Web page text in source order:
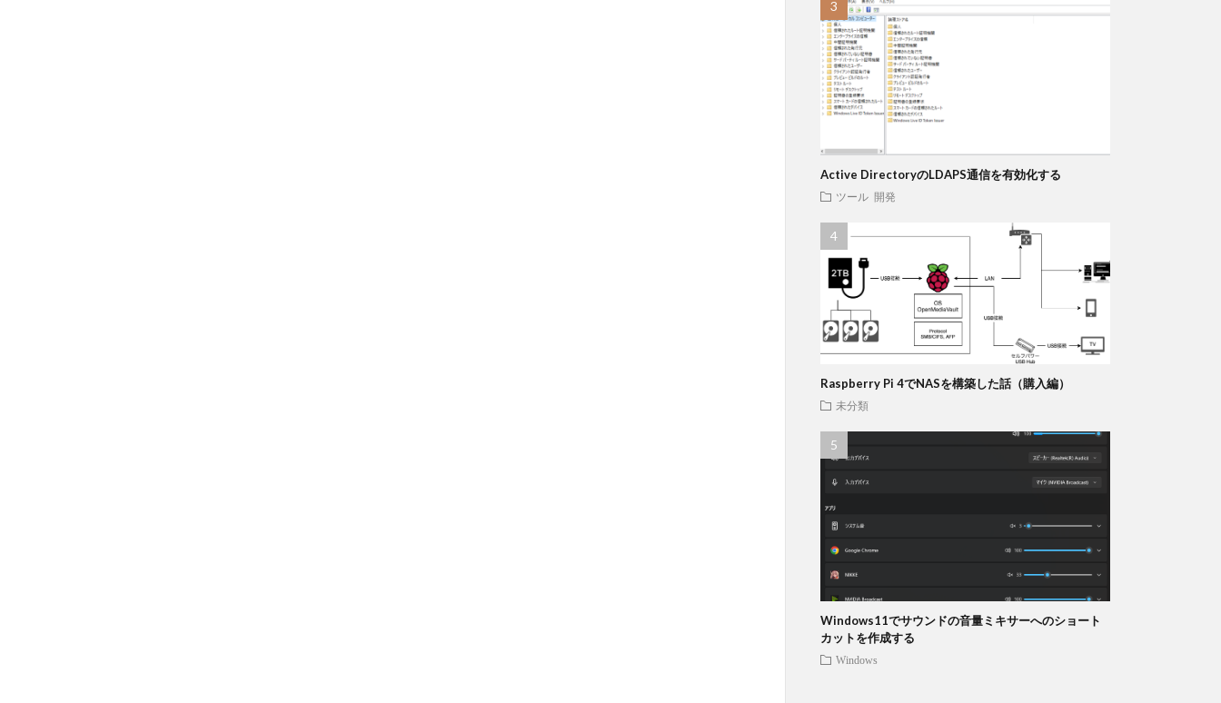
Active DirectoryのLDAPS通信を有効化する
ツール 開発
Raspberry Pi 4でNASを構築した話（購入編）
未分類
Windows11でサウンドの音量ミキサーへのショート
カットを作成する
Windows